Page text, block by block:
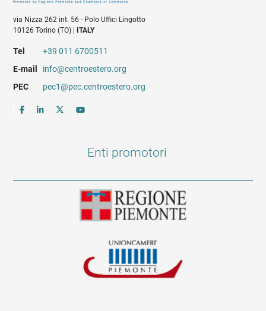
via Nizza 262 int. 56 - Polo Uffici Lingotto
10126 Torino (TO) |
ITALY
Tel
+39 011 6700511
E-mail
info@centroestero.org
PEC
pec1@pec.centroestero.org
Enti promotori